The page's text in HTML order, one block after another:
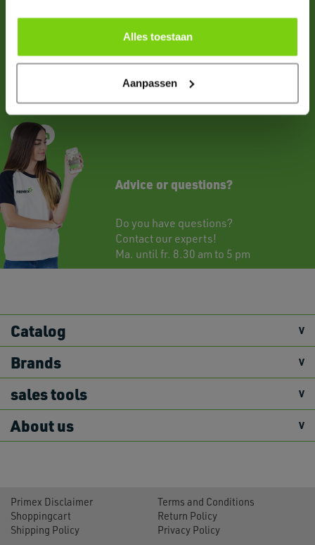
Alles toestaan
Aanpassen
us for more information about our products
and all possibilities.
Follow us
Advice or questions?
Do you have questions?
Contact our experts!
Ma. until fr. 8.30 am to 5 pm
Catalog
Brands
sales tools
About us
Primex Disclaimer
Terms and Conditions
Shoppingcart
Return Policy
Shipping Policy
Privacy Policy